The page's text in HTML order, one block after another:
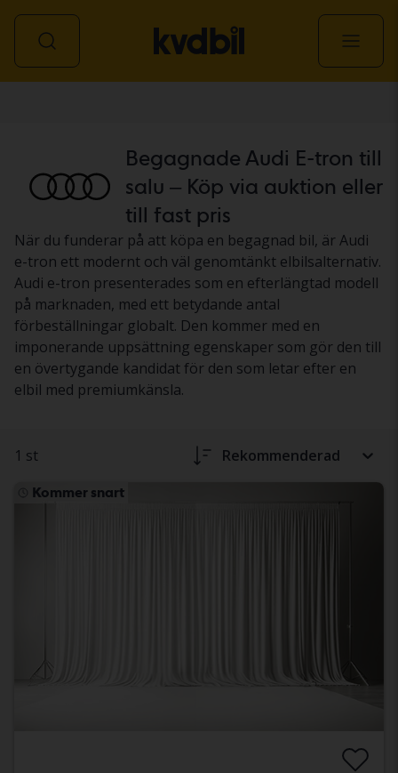
Begagnade Audi E-tron till
salu – Köp via auktion eller
till fast pris
När du funderar på att köpa en begagnad bil, är Audi
e-tron ett modernt och väl genomtänkt elbilsalternativ.
Audi e-tron presenterades som en efterlängtad modell
på marknaden, med ett betydande antal
förbeställningar globalt. Den kommer med en
imponerande uppsättning egenskaper som gör den till
en övertygande kandidat för den som letar efter en
elbil med premiumkänsla.
1 st Rekommenderad
Kommer snart